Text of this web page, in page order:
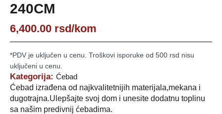
240CM
6,400.00 rsd/kom
*PDV je uključen u cenu. Troškovi isporuke od 500 rsd nisu
uključeni u cenu.
Kategorija: Ćebad
Ćebad izrađena od najkvalitetnijih materijala,mekana i
dugotrajna.Ulepšajte svoj dom i unesite dodatnu toplinu
sa našim predivnij ćebadima.